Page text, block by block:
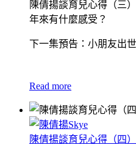
陳倩揚談育兒心得（三
年來有什麼感受？
下一集預告：小朋友出
Read more
陳倩揚談育兒心得（四）